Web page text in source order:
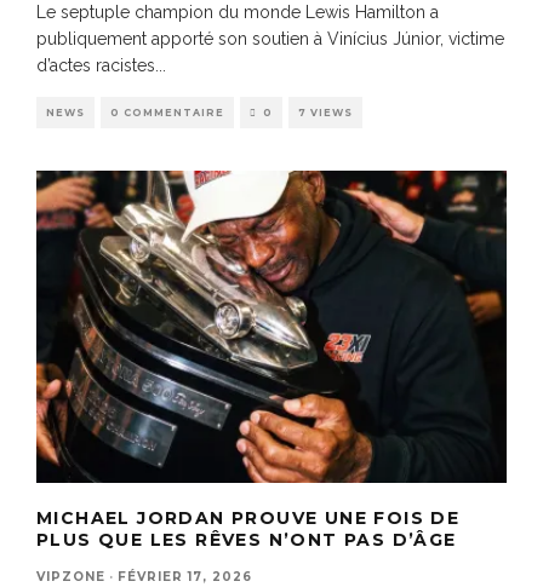
Le septuple champion du monde Lewis Hamilton a
publiquement apporté son soutien à Vinícius Júnior, victime
d’actes racistes
NEWS 0 COMMENTAIRE 0 7 VIEWS
MICHAEL JORDAN PROUVE UNE FOIS DE
PLUS QUE LES RÊVES N’ONT PAS D’ÂGE
VIPZONE · FÉVRIER 17, 2026